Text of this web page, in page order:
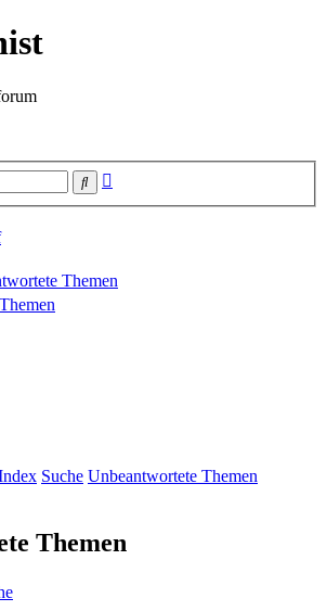
Suche
Themen
Suche Unbeantwortete Themen
Themen